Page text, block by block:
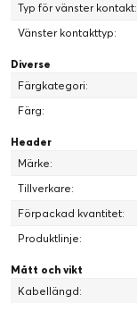
Typ för vänster kontakt:
Vänster kontakttyp:
Diverse
Färgkategori:
Färg:
Header
Märke:
Tillverkare:
Förpackad kvantitet:
Produktlinje:
Mått och vikt
Kabellängd: